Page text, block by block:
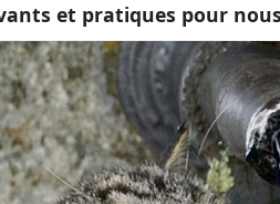
et pratiques pour